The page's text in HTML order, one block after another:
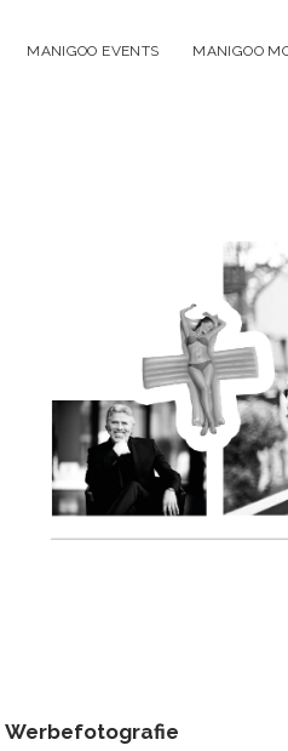
MANIGOO EVENTS MANIGOO
Werbefotografie